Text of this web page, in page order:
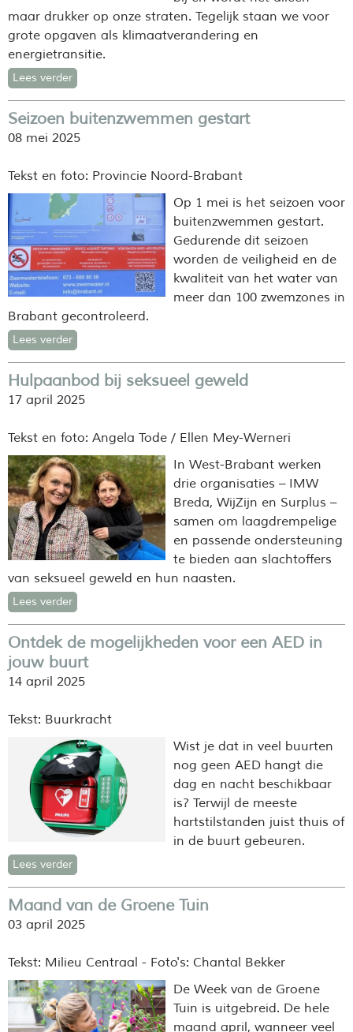
maar drukker op onze straten. Tegelijk staan we voor
grote opgaven als klimaatverandering en
energietransitie.
Lees verder
Seizoen buitenzwemmen gestart
08 mei 2025
Tekst en foto: Provincie Noord-Brabant
Op 1 mei is het seizoen voor
buitenzwemmen gestart.
Gedurende dit seizoen
worden de veiligheid en de
kwaliteit van het water van
meer dan 100 zwemzones in
Brabant gecontroleerd.
Lees verder
Hulpaanbod bij seksueel geweld
17 april 2025
Tekst en foto: Angela Tode / Ellen Mey-Werneri
In West-Brabant werken
drie organisaties – IMW
Breda, WijZijn en Surplus –
samen om laagdrempelige
en passende ondersteuning
te bieden aan slachtoffers
van seksueel geweld en hun naasten.
Lees verder
Ontdek de mogelijkheden voor een AED in
jouw buurt
14 april 2025
Tekst: Buurkracht
Wist je dat in veel buurten
nog geen AED hangt die
dag en nacht beschikbaar
is? Terwijl de meeste
hartstilstanden juist thuis of
in de buurt gebeuren.
Lees verder
Maand van de Groene Tuin
03 april 2025
Tekst: Milieu Centraal - Foto's: Chantal Bekker
De Week van de Groene
Tuin is uitgebreid. De hele
maand april, wanneer veel